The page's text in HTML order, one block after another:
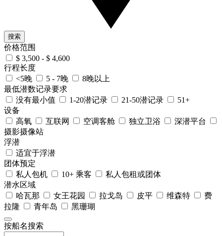
搜索
价格范围
$ 3,500 - $ 4,600
行程长度
<5晚
5 - 7晚
8晚以上
最低潜数记录要求
没有最小值
1-20潜记录 21-50潜记录
51+
设备
高氧
互联网 空调客舱 独立卫浴
深潜平台
摄影摄像站
浮潜
适宜于浮潜
团体预定
私人包机
10+ 乘客
私人包租或团体
潜水区域
哈瓦那
女王花园 拉戈岛 皮平 维森特
费
拉隆
青年岛 黑珊瑚
按船名搜索